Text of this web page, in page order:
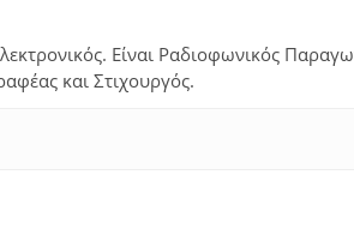
Είναι Ραδιοφωνικός
και Στιχουργός.